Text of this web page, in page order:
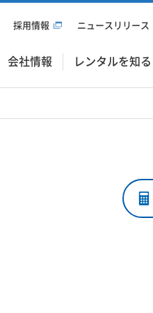
会社情報 レンタルを知る
採用情報 ニュースリリース